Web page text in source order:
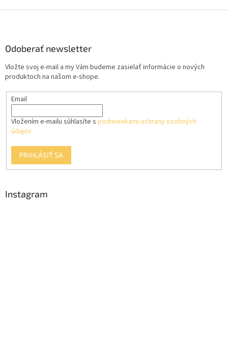
Odoberať newsletter
Vložte svoj e-mail a my Vám budeme zasielať informácie o nových
produktoch na našom e-shope.
Email
Vložením e-mailu súhlasíte s podmienkami ochrany osobných
údajov
PRIHLÁSIŤ SA
Instagram